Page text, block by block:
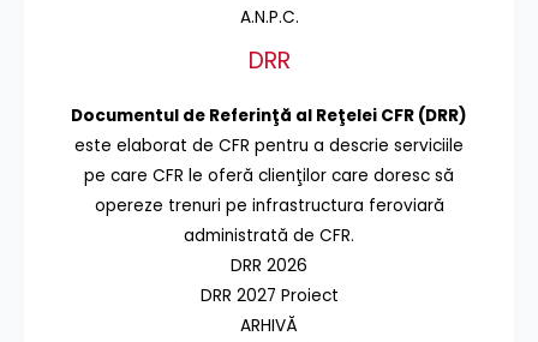
A.N.P.C.
DRR
Documentul de Referinţă al Reţelei CFR (DRR)
este elaborat de CFR pentru a descrie serviciile
pe care CFR le oferă clienţilor care doresc să
opereze trenuri pe infrastructura feroviară
administrată de CFR.
DRR 2026
DRR 2027 Proiect
ARHIVĂ